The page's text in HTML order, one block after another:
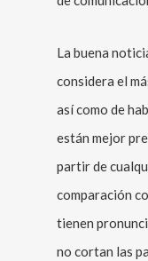
La buena
considera el
así como de
están mejor
partir de
comparación
tienen
no cortan las